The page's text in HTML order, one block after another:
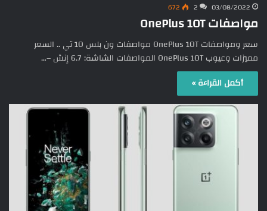
03/08/2022
2
672
مواصفات OnePlus 10T
سعر ومواصفات OnePlus 10T مواصفات ون بلس 10 تي .. السعر
مميزات وعيوب OnePlus 10T المواصفات الشاشة: 6.7 إنش –…
أكمل القراءة »